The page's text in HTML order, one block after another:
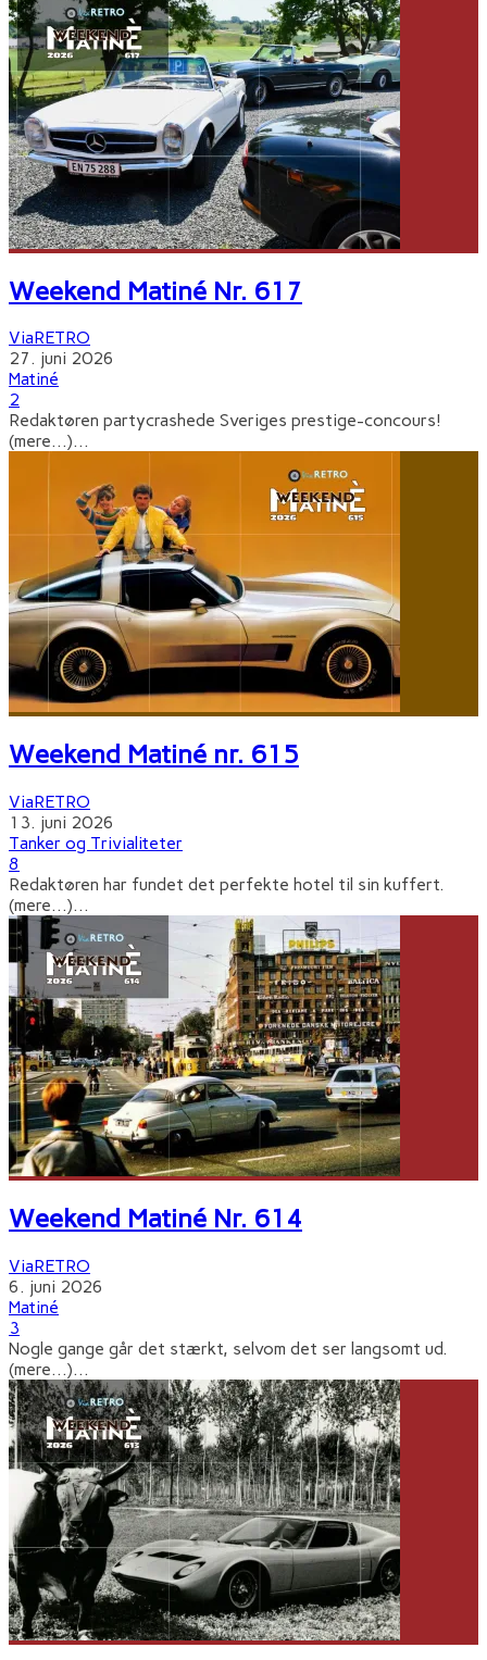
Weekend Matiné Nr. 617
ViaRETRO
27. juni 2026
Matiné
2
Redaktøren partycrashede Sveriges prestige-concours!
(mere…)...
Weekend Matiné nr. 615
ViaRETRO
13. juni 2026
Tanker og Trivialiteter
8
Redaktøren har fundet det perfekte hotel til sin kuffert.
(mere…)...
Weekend Matiné Nr. 614
ViaRETRO
6. juni 2026
Matiné
3
Nogle gange går det stærkt, selvom det ser langsomt ud.
(mere…)...